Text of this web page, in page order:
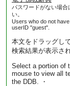
パスワードがない場合
い。
Users who do not
userID "guest".
本文をドラッグし
検索結果が表示さ
Select a portion of
mouse to view all
the DDB. ・